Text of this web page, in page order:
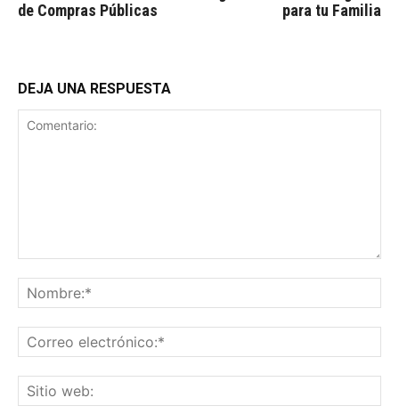
de Compras Públicas
para tu Familia
DEJA UNA RESPUESTA